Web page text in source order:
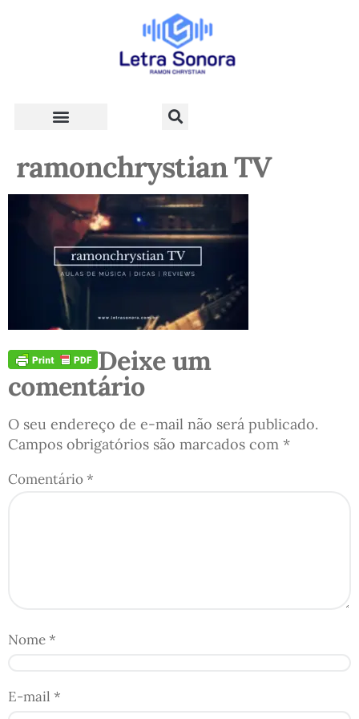
ramonchrystian TV
Deixe um
comentário
O seu endereço de e-mail não será publicado.
Campos obrigatórios são marcados com *
Comentário*
Nome*
E-mail *